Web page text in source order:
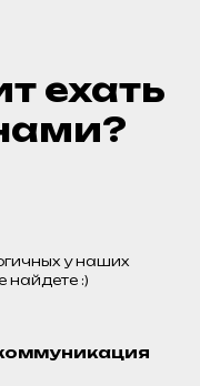
ехать
у наших
найдете :)